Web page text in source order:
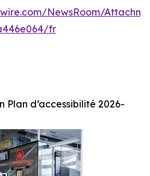
NewsRoom/
fr
Plan d’accessibilité 2026-